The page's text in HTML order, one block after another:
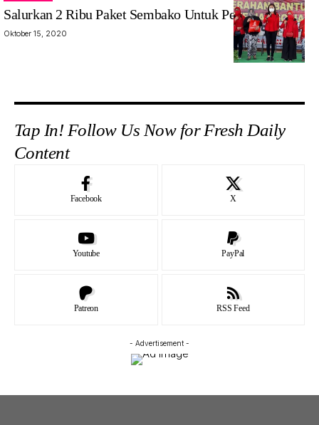
Salurkan 2 Ribu Paket Sembako Untuk Pekerja Seni
Oktober 15, 2020
Tap In! Follow Us Now for Fresh Daily
Content
Facebook X
Youtube PayPal
Patreon RSS Feed
- Advertisement -